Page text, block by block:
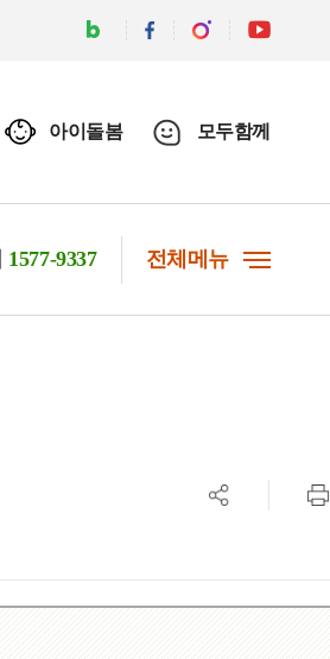
아이돌봄 모두함께
1577-9337 전체메뉴
공유하기